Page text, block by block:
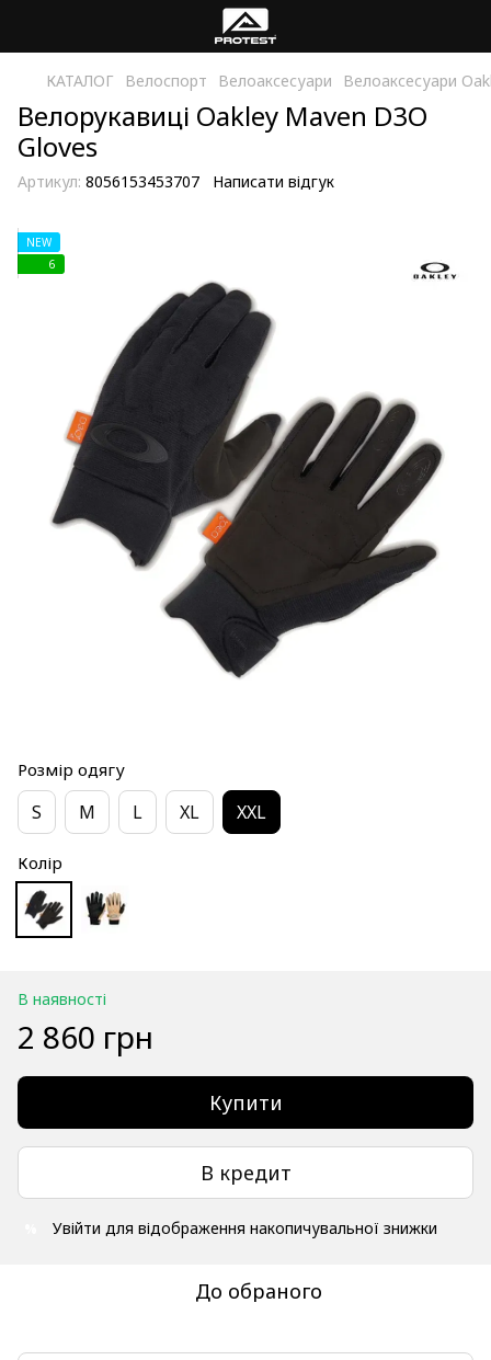
КАТАЛОГ Велоспорт Велоаксесуари Велоаксесуари
Велорукавиці Oakley Maven D3O
Gloves
Артикул: 8056153453707 Написати відгук
NEW
6
Розмір одягу
S M L XL XXL
Колір
В наявності
2 860 грн
Купити
В кредит
Увійти для відображення накопичувальної знижки
До обраного